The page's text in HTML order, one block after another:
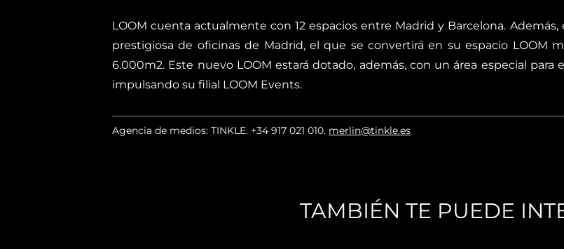
LOOM cuenta actualmente con 12 espacios entre Madrid y Barcelona.
prestigiosa de oficinas de Madrid, el que se convertirá en su espacio LOOM
6.000m2. Este nuevo LOOM estará dotado, además, con un área especial
impulsando su filial LOOM Events.
Agencia de medios: TINKLE. +34 917 021 010. merlin@tinkle.es
TAMBIÉN TE PUEDE